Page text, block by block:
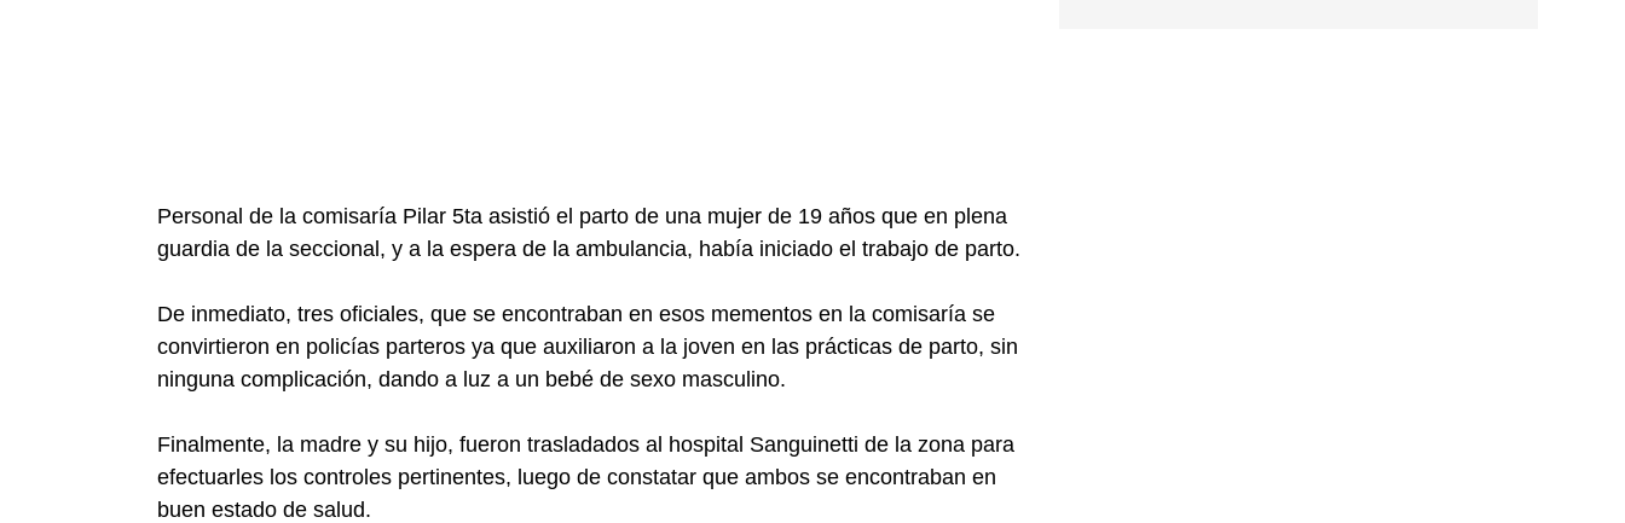
Personal de la comisaría Pilar 5ta asistió el parto de una mujer de 19 años que en plena
guardia de la seccional, y a la espera de la ambulancia, había iniciado el trabajo de parto.
De inmediato, tres oficiales, que se encontraban en esos mementos en la comisaría se
convirtieron en policías parteros ya que auxiliaron a la joven en las prácticas de parto, sin
ninguna complicación, dando a luz a un bebé de sexo masculino.
Finalmente, la madre y su hijo, fueron trasladados al hospital Sanguinetti de la zona para
efectuarles los controles pertinentes, luego de constatar que ambos se encontraban en
buen estado de salud.